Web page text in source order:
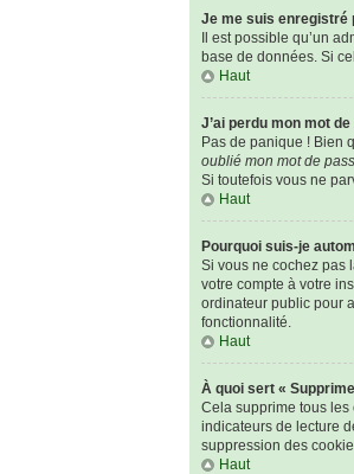
Je me suis enregistré
Il est possible qu’un
base de données. Si
Haut
J’ai perdu mon mot
Pas de panique ! Bien
oublié mon mot de
Si toutefois vous ne
Haut
Pourquoi suis-je
Si vous ne cochez pas
votre compte à votre
ordinateur public pour
fonctionnalité.
Haut
À quoi sert «
Cela supprime tous les
indicateurs de lecture
suppression des
Haut